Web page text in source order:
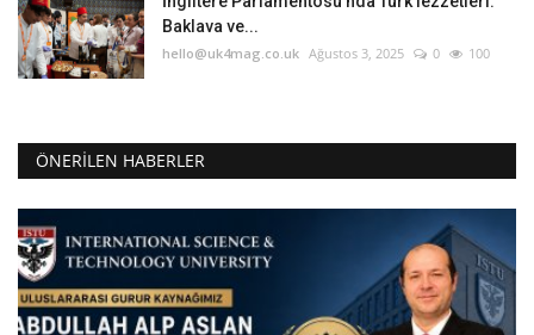
Baklava ve...
hello@uk4mag.co.uk Ağustos 3, 2025 0 100
ÖNERILEN HABERLER